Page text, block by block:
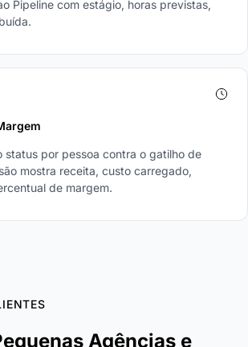
Pipeline com estágio, horas previstas,
status por pessoa contra o gatilho de
mostra receita, custo carregado,
de margem.
Agências e